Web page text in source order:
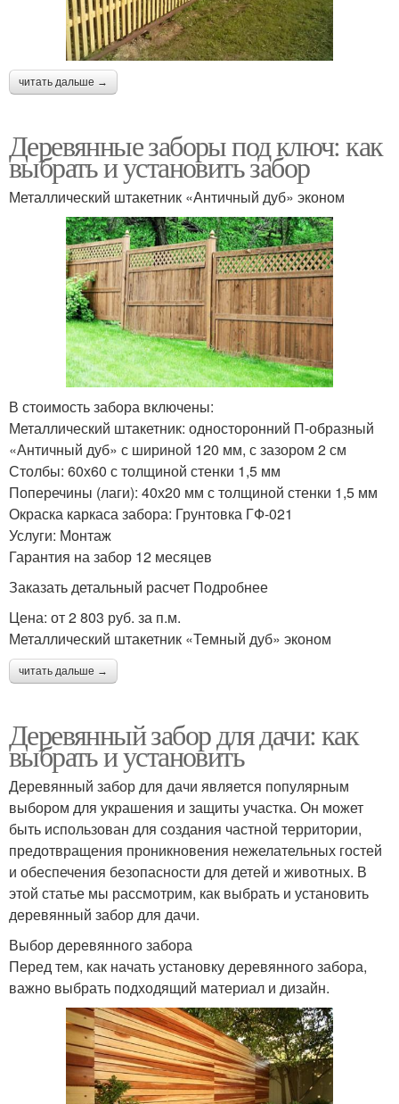
читать дальше →
Деревянные заборы под ключ: как
выбрать и установить забор
Металлический штакетник «Античный дуб» эконом
В стоимость забора включены:
Металлический штакетник: односторонний П-образный
«Античный дуб» с шириной 120 мм, с зазором 2 см
Столбы: 60х60 с толщиной стенки 1,5 мм
Поперечины (лаги): 40х20 мм с толщиной стенки 1,5 мм
Окраска каркаса забора: Грунтовка ГФ-021
Услуги: Монтаж
Гарантия на забор 12 месяцев
Заказать детальный расчет Подробнее
Цена: от 2 803 руб. за п.м.
Металлический штакетник «Темный дуб» эконом
читать дальше →
Деревянный забор для дачи: как
выбрать и установить
Деревянный забор для дачи является популярным
выбором для украшения и защиты участка. Он может
быть использован для создания частной территории,
предотвращения проникновения нежелательных гостей
и обеспечения безопасности для детей и животных. В
этой статье мы рассмотрим, как выбрать и установить
деревянный забор для дачи.
Выбор деревянного забора
Перед тем, как начать установку деревянного забора,
важно выбрать подходящий материал и дизайн.